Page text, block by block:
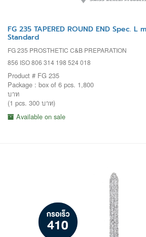
FG 235 TAPERED ROUND END Spec. L
Standard
FG 235 PROSTHETIC C&B PREPARATION
856 ISO 806 314 198 524 018
Product # FG 235
Package : box of 6 pcs. 1,800
บาท
(1 pcs. 300 บาท)
Available on sale